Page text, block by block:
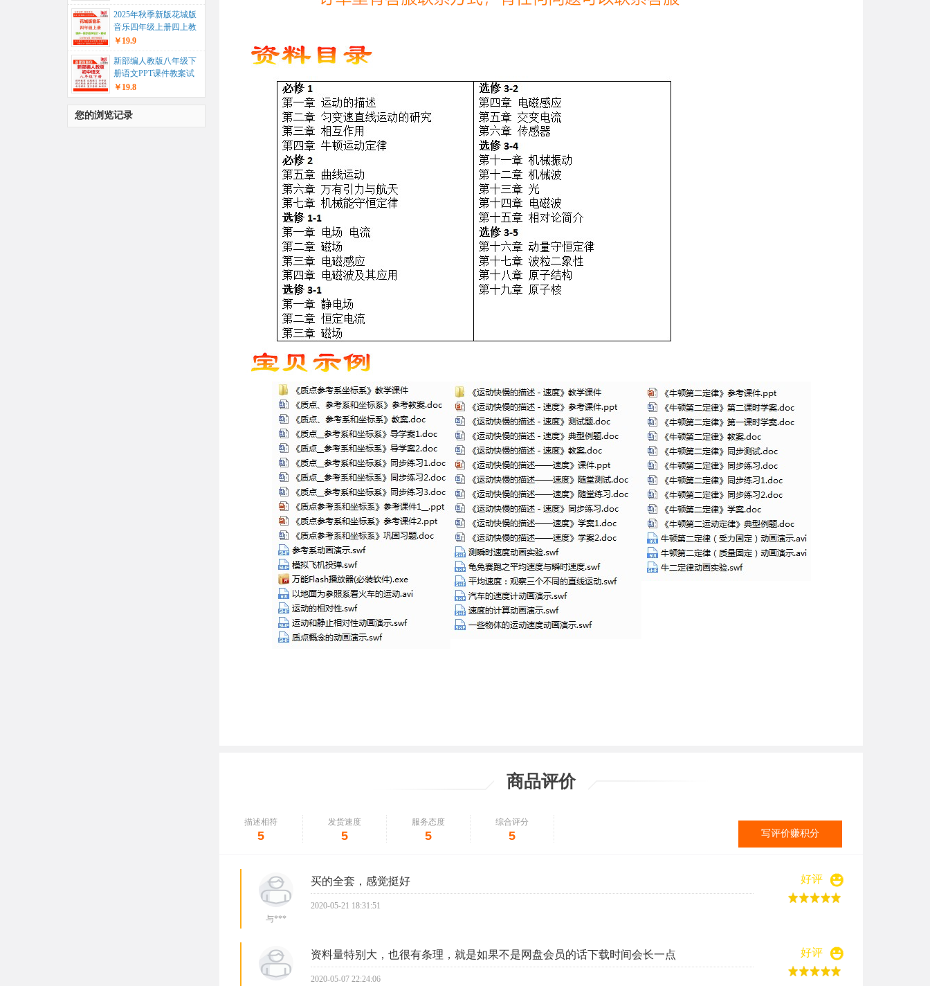
教案+...
2025年秋季新版花城版
音乐四年级上册四上教
学课件+同步教学设计
教案+...
￥19.9
新部编人教版八年级下
册语文PPT课件教案试
题练习导学案教学计
划...
￥19.8
您的浏览记录
商品评价
描述相符
5
发货速度
5
服务态度
5
综合评分
5 写评价赚积分
与***
买的全套，感觉挺好
2020-05-21 18:31:51
好评
资料量特别大，也很有条理，就是如果不是网盘会员的话下载时间会长一点
2020-05-07 22:24:06
好评